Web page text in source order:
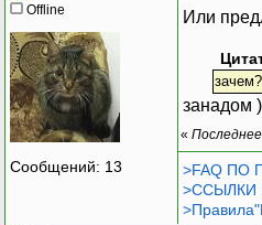
Offline
Сообщений: 13
Или
зачем?
занадом
«
>FAQ ПО
>ССЫЛКИ